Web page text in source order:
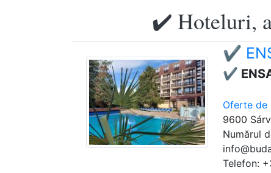
✔️ Hoteluri,
✔️
✔️
Oferte de
9600
Numărul
Telefon: